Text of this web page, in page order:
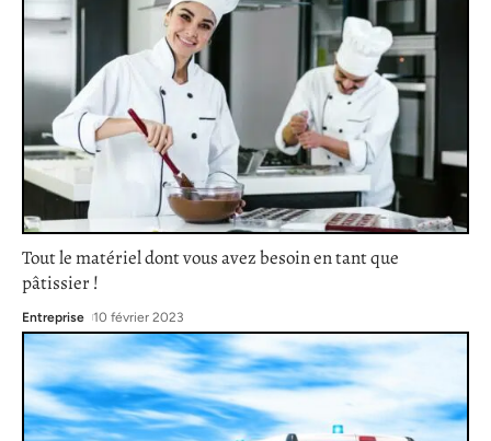
Tout le matériel dont vous avez besoin en tant que
pâtissier !
Entreprise 10 février 2023